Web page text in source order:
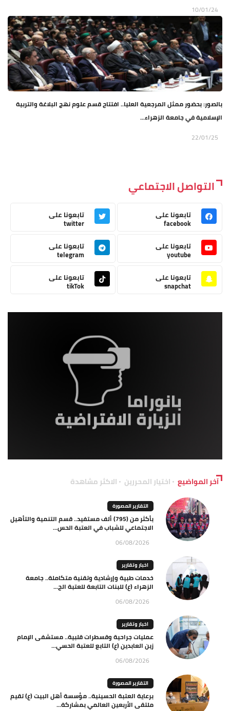
10/01/24
بالصور: بحضور ممثل المرجعية العليا.. افتتاح قسم علوم نهج البلاغة والتربية
الإسلامية في جامعة الزهراء...
22/01/25
التواصل الاجتماعي
تابعونا على
facebook
تابعونا على
twitter
تابعونا على
youtube
تابعونا على
telegram
تابعونا على
snapchat
تابعونا على
tikTok
آخر المواضيع اختيار المحررين الاكثر مشاهدة
التقارير المصورة
بأكثر من (795) ألف مستفيد.. قسم التنمية والتأهيل
الاجتماعي للشباب في العتبة الحس...
06/08/2026
اخبار وتقارير
خدمات طبية وإرشادية وتقنية متكاملة.. جامعة
الزهراء (ع) للبنات التابعة للعتبة الح...
06/08/2026
اخبار وتقارير
عمليات جراحية وقسطرات قلبية.. مستشفى الإمام
زين العابدين (ع) التابع للعتبة الحسي...
06/08/2026
التقارير المصورة
برعاية العتبة الحسينية.. مؤسسة أهل البيت (ع) تقيم
ملتقى الأربعين العالمي بمشاركة...